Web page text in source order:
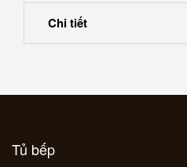
Chi tiết
Tủ bếp